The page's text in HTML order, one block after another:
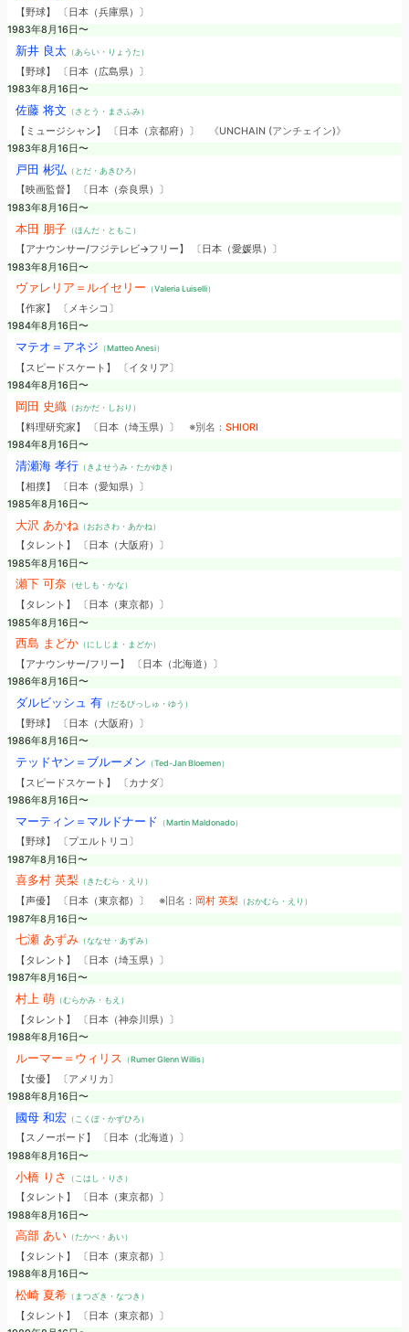
【野球】 〔日本（兵庫県）〕
1983年8月16日〜
新井 良太（あらい・りょうた）
【野球】 〔日本（広島県）〕
1983年8月16日〜
佐藤 将文 （さとう・まさふみ）
【ミュージシャン】 〔日本（京都府）〕
《UNCHAIN (アンチェイン)》
1983年8月16日〜
戸田 彬弘 （とだ・あきひろ）
【映画監督】 〔日本（奈良県）〕
1983年8月16日〜
本田 朋子（ほんだ・ともこ）
【アナウンサー/フジテレビ→フリー】 〔日本（愛媛県）〕
1983年8月16日〜
ヴァレリア＝ルイセリー （Valeria Luiselli）
【作家】 〔メキシコ〕
1984年8月16日〜
マテオ＝アネジ （Matteo Anesi）
【スピードスケート】 〔イタリア〕
1984年8月16日〜
岡田 史織（おかだ・しおり）
【料理研究家】 〔日本（埼玉県）〕 ※別名： SHIORI
1984年8月16日〜
清瀬海 孝行（きよせうみ・たかゆき）
【相撲】 〔日本（愛知県）〕
1985年8月16日〜
大沢 あかね （おおさわ・あかね）
【タレント】 〔日本（大阪府）〕
1985年8月16日〜
瀬下 可奈（せしも・かな）
【タレント】 〔日本（東京都）〕
1985年8月16日〜
西島 まどか（にしじま・まどか）
【アナウンサー/フリー】 〔日本（北海道）〕
1986年8月16日〜
ダルビッシュ 有 （だるびっしゅ・ゆう）
【野球】 〔日本（大阪府）〕
1986年8月16日〜
テッドヤン＝ブルーメン （Ted-Jan Bloemen）
【スピードスケート】 〔カナダ〕
1986年8月16日〜
マーティン＝マルドナード （Martin Maldonado）
【野球】 〔プエルトリコ〕
1987年8月16日〜
喜多村 英梨（きたむら・えり）
【声優】 〔日本（東京都）〕 ※旧名： 岡村 英梨（おかむら・えり）
1987年8月16日〜
七瀬 あずみ（ななせ・あずみ）
【タレント】 〔日本（埼玉県）〕
1987年8月16日〜
村上 萌 （むらかみ・もえ）
【タレント】 〔日本（神奈川県）〕
1988年8月16日〜
ルーマー＝ウィリス （Rumer Glenn Willis）
【女優】 〔アメリカ〕
1988年8月16日〜
國母 和宏（こくぼ・かずひろ）
【スノーボード】 〔日本（北海道）〕
1988年8月16日〜
小橋 りさ （こはし・りさ）
【タレント】 〔日本（東京都）〕
1988年8月16日〜
高部 あい（たかべ・あい）
【タレント】 〔日本（東京都）〕
1988年8月16日〜
松崎 夏希（まつざき・なつき）
【タレント】 〔日本（東京都）〕